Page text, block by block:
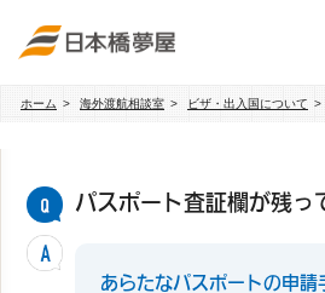
（日本発・海外発・世界一周）
ホテル・専用車・
通訳・ガイド
ホーム 海外渡航相談室 ビザ・出入国について
パスポート査証欄が残っ
あらたなパスポートの申請